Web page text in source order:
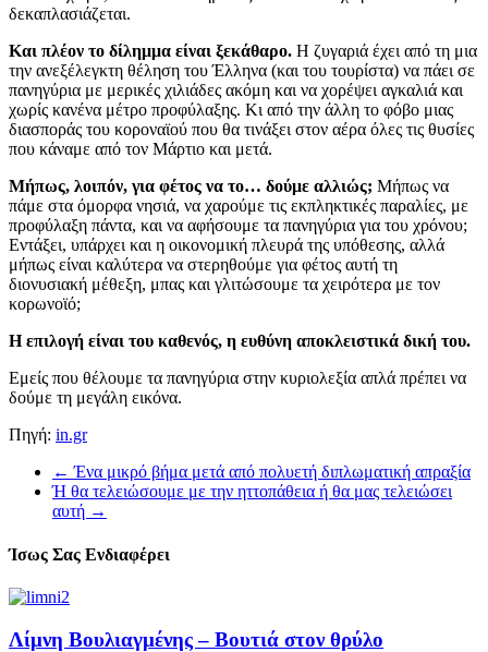
δεκαπλασιάζεται.
Και πλέον το δίλημμα είναι ξεκάθαρο. Η ζυγαριά έχει από τη μια
την ανεξέλεγκτη θέληση του Έλληνα (και του τουρίστα) να πάει σε
πανηγύρια με μερικές χιλιάδες ακόμη και να χορέψει αγκαλιά και
χωρίς κανένα μέτρο προφύλαξης. Κι από την άλλη το φόβο μιας
διασποράς του κοροναϊού που θα τινάξει στον αέρα όλες τις θυσίες
που κάναμε από τον Μάρτιο και μετά.
Μήπως, λοιπόν, για φέτος να το… δούμε αλλιώς; Μήπως να
πάμε στα όμορφα νησιά, να χαρούμε τις εκπληκτικές παραλίες, με
προφύλαξη πάντα, και να αφήσουμε τα πανηγύρια για του χρόνου;
Εντάξει, υπάρχει και η οικονομική πλευρά της υπόθεσης, αλλά
μήπως είναι καλύτερα να στερηθούμε για φέτος αυτή τη
διονυσιακή μέθεξη, μπας και γλιτώσουμε τα χειρότερα με τον
κορωνοϊό;
Η επιλογή είναι του καθενός, η ευθύνη αποκλειστικά δική του.
Εμείς που θέλουμε τα πανηγύρια στην κυριολεξία απλά πρέπει να
δούμε τη μεγάλη εικόνα.
Πηγή: in.gr
← Ένα μικρό βήμα μετά από πολυετή διπλωματική απραξία
Ή θα τελειώσουμε με την ηττοπάθεια ή θα μας τελειώσει
αυτή →
Ίσως Σας Ενδιαφέρει
Λίμνη Βουλιαγμένης – Βουτιά στον θρύλο